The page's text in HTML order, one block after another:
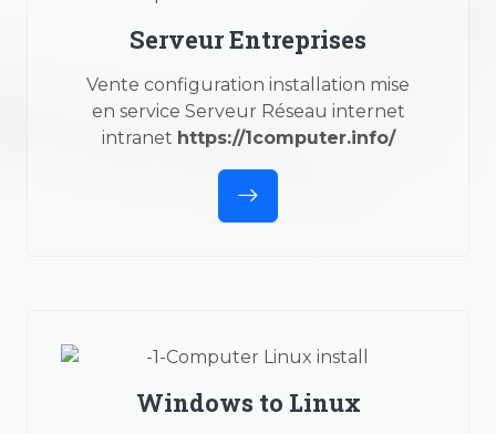
Serveur Entreprises
Vente configuration installation mise
en service Serveur Réseau internet
intranet https://1computer.info/
Windows to Linux